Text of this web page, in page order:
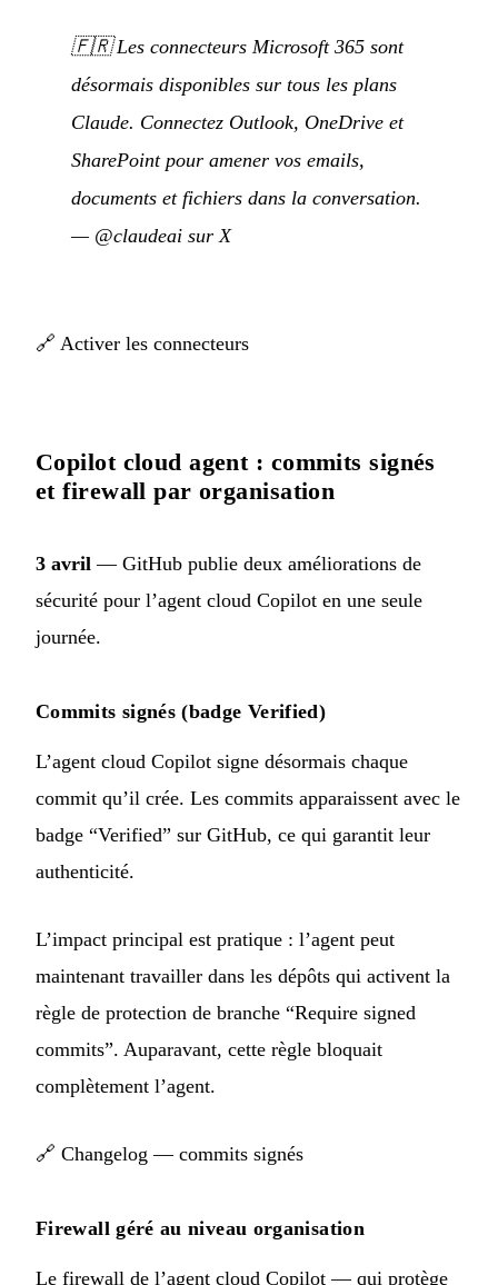
🇫🇷Les connecteurs Microsoft 365 sont
désormais disponibles sur tous les plans
Claude. Connectez Outlook, OneDrive et
SharePoint pour amener vos emails,
documents et fichiers dans la conversation.
— @claudeai sur X
🔗 Activer les connecteurs
Copilot cloud agent : commits signés
et firewall par organisation
3 avril — GitHub publie deux améliorations de
sécurité pour l’agent cloud Copilot en une seule
journée.
Commits signés (badge Verified)
L’agent cloud Copilot signe désormais chaque
commit qu’il crée. Les commits apparaissent avec le
badge “Verified” sur GitHub, ce qui garantit leur
authenticité.
L’impact principal est pratique : l’agent peut
maintenant travailler dans les dépôts qui activent la
règle de protection de branche “Require signed
commits”. Auparavant, cette règle bloquait
complètement l’agent.
🔗 Changelog — commits signés
Firewall géré au niveau organisation
Le firewall de l’agent cloud Copilot — qui protège